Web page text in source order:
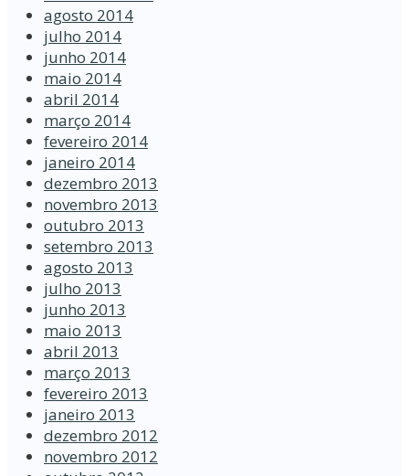
agosto 2014
julho 2014
junho 2014
maio 2014
abril 2014
março 2014
fevereiro 2014
janeiro 2014
dezembro 2013
novembro 2013
outubro 2013
setembro 2013
agosto 2013
julho 2013
junho 2013
maio 2013
abril 2013
março 2013
fevereiro 2013
janeiro 2013
dezembro 2012
novembro 2012